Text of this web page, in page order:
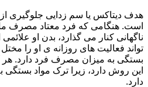
هدف دیتاکس یا سم زدایی جلوگیری
است. هنگامی که فرد معتاد مصرف
ناگهانی کنار می گذارد، بدن او
تواند فعالیت های روزانه ی او را
بستگی به میزان مصرف فرد دارد. هر
این روش دارد، زیرا ترک مواد بستگی
دارد.